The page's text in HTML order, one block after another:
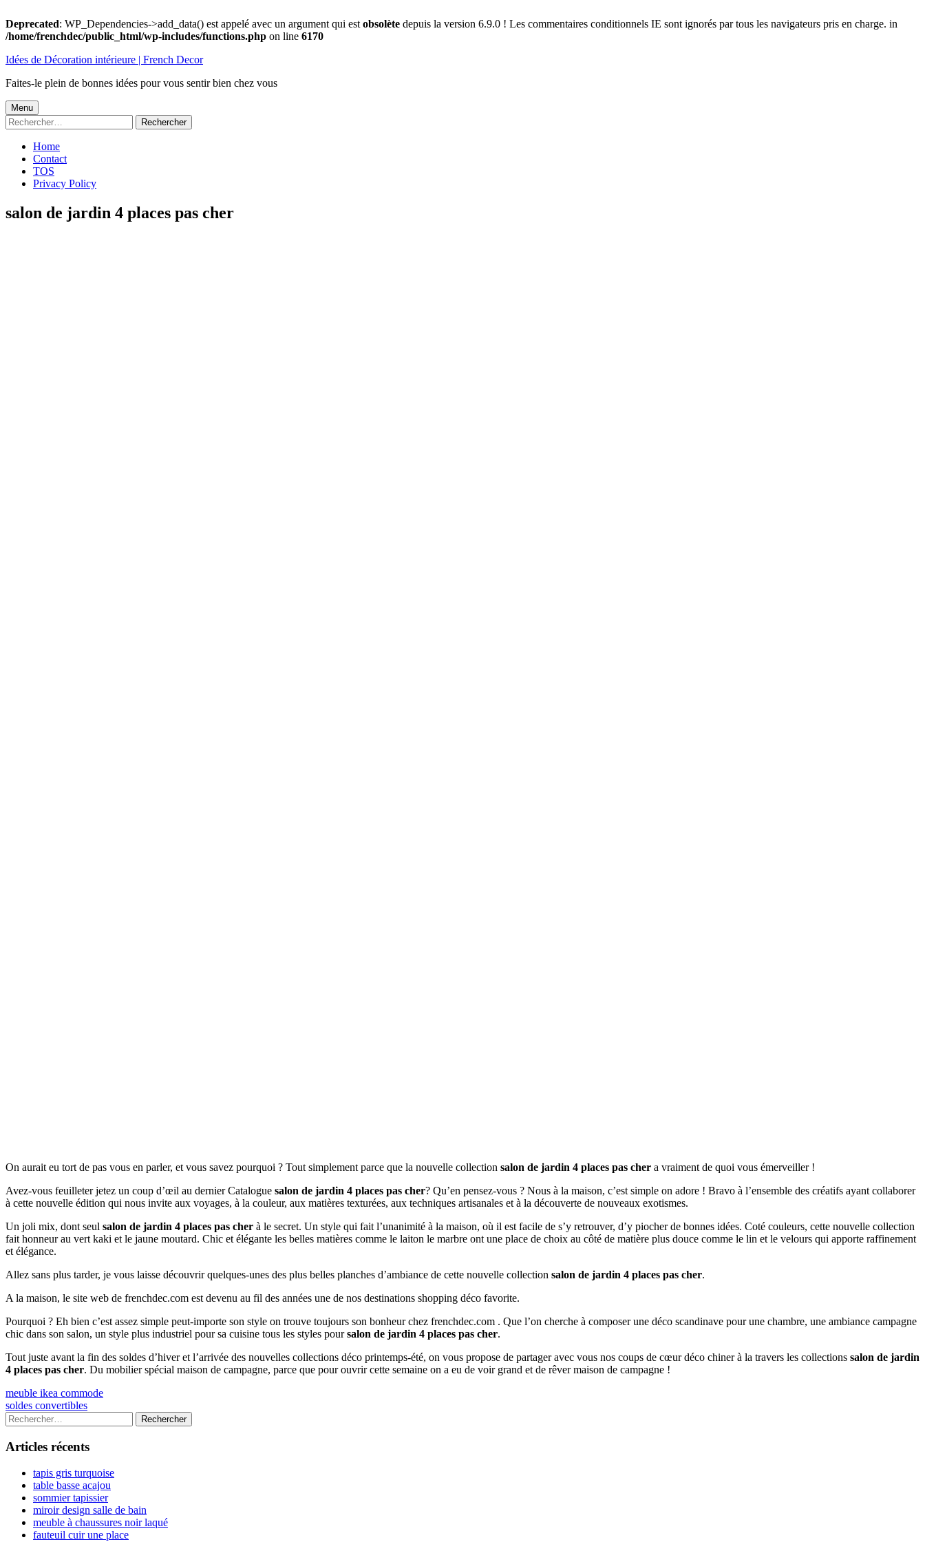
Deprecated: WP_Dependencies->add_data() est appelé avec un argument qui est obsolète depuis la version 6.9.0 ! Les commentaires conditionnels IE sont ignorés par tous les navigateurs pris en charge. in
/home/frenchdec/public_html/wp-includes/functions.php on line 6170
au
Idées de Décoration intérieure | French Decor
Faites-le plein de bonnes idées pour vous sentir bien chez vous
Menu
principal
Menu
Rechercher :
Home
Contact
TOS
Privacy Policy
salon de jardin 4 places pas cher
On aurait eu tort de pas vous en parler, et vous savez pourquoi ? Tout simplement parce que la nouvelle collection salon de jardin 4 places pas cher a vraiment de quoi vous émerveiller !
Avez-vous feuilleter jetez un coup d’œil au dernier Catalogue salon de jardin 4 places pas cher? Qu’en pensez-vous ? Nous à la maison, c’est simple on adore ! Bravo à l’ensemble des créatifs ayant collaborer
à cette nouvelle édition qui nous invite aux voyages, à la couleur, aux matières texturées, aux techniques artisanales et à la découverte de nouveaux exotismes.
Un joli mix, dont seul salon de jardin 4 places pas cher à le secret. Un style qui fait l’unanimité à la maison, où il est facile de s’y retrouver, d’y piocher de bonnes idées. Coté couleurs, cette nouvelle collection
fait honneur au vert kaki et le jaune moutard. Chic et élégante les belles matières comme le laiton le marbre ont une place de choix au côté de matière plus douce comme le lin et le velours qui apporte raffinement
et élégance.
Allez sans plus tarder, je vous laisse découvrir quelques-unes des plus belles planches d’ambiance de cette nouvelle collection salon de jardin 4 places pas cher.
A la maison, le site web de frenchdec.com est devenu au fil des années une de nos destinations shopping déco favorite.
Pourquoi ? Eh bien c’est assez simple peut-importe son style on trouve toujours son bonheur chez frenchdec.com . Que l’on cherche à composer une déco scandinave pour une chambre, une ambiance campagne
chic dans son salon, un style plus industriel pour sa cuisine tous les styles poursalon de jardin 4 places pas cher.
Tout juste avant la fin des soldes d’hiver et l’arrivée des nouvelles collections déco printemps-été, on vous propose de partager avec vous nos coups de cœur déco chiner à la travers les collections salon de jardin
4 places pas cher. Du mobilier spécial maison de campagne, parce que pour ouvrir cette semaine on a eu de voir grand et de rêver maison de campagne !
Navigation
de
l’article
Previous
article:
meuble ikea commode
Next
article:
soldes convertibles
Colonne
latérale
principale
Rechercher :
Articles récents
tapis gris turquoise
table basse acajou
sommier tapissier
miroir design salle de bain
meuble à chaussures noir laqué
fauteuil cuir une place